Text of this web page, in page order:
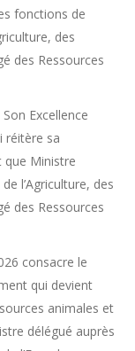
fonctions de
des
des Ressources
Excellence
réitère sa
que Ministre
l’Agriculture, des
des Ressources
consacre le
qui devient
animales et
délégué auprès